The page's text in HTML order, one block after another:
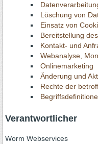
Löschung von
Einsatz von
Bereitstellung
Kontakt- und
Webanalyse,
Onlinemarketing
Änderung und
Rechte der
Verantwortlicher
Worm Webservices